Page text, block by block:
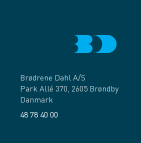
Brødrene Dahl A/S
Park Allé 370, 2605 Brøndby
Danmark
48 78 40 00